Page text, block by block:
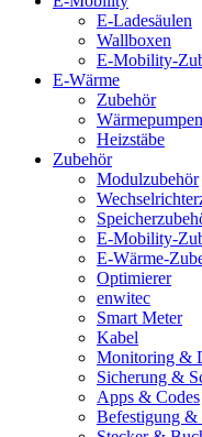
E-Ladesäulen
Wallboxen
E-Mobility-
E-Wärme
Zubehör
Wärmepumpen
Heizstäbe
Zubehör
Modulzubehör
E-Mobility-
E-Wärme-
Optimierer
enwitec
Smart Meter
Kabel
Monitoring &
Sicherung &
Apps & Codes
Befestigung &